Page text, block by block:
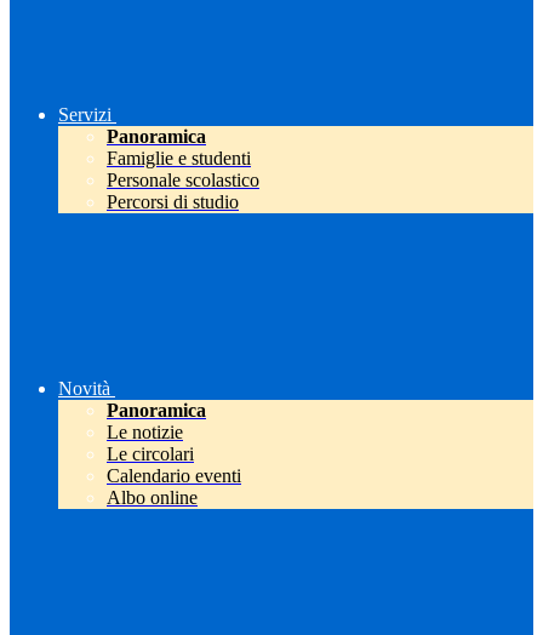
Servizi
Panoramica
Famiglie e studenti
Personale scolastico
Percorsi di studio
Novità
Panoramica
Le notizie
Le circolari
Calendario eventi
Albo online